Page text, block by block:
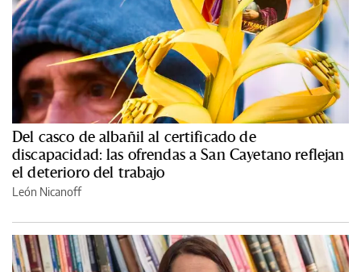
Del casco de albañil al certificado de
discapacidad: las ofrendas a San Cayetano reflejan
el deterioro del trabajo
León Nicanoff